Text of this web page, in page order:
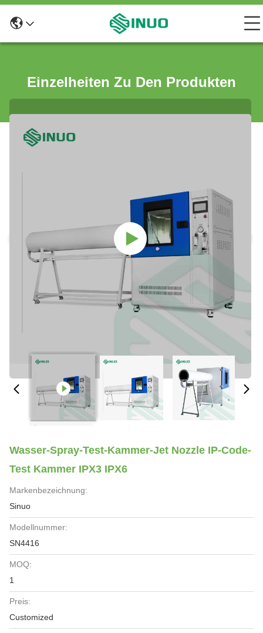
Einzelheiten Zu Den Produkten
Wasser-Spray-Test-Kammer-Jet Nozzle IP-Code-
Test Kammer IPX3 IPX6
Markenbezeichnung:
Sinuo
Modellnummer:
SN4416
MOQ:
1
Preis:
Customized